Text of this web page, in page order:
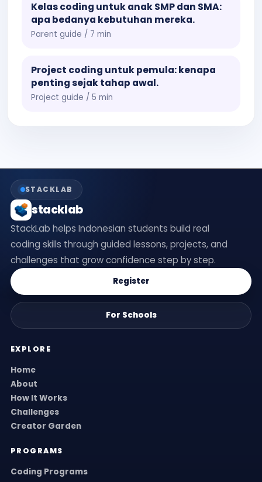
Kelas coding untuk anak SMP dan SMA:
apa bedanya kebutuhan mereka.
Parent guide / 7 min
Project coding untuk pemula: kenapa
penting sejak tahap awal.
Project guide / 5 min
STACKLAB
stacklab
StackLab helps Indonesian students build real
coding skills through guided lessons, projects, and
challenges that grow confidence step by step.
Register
For Schools
EXPLORE
Home
About
How It Works
Challenges
Creator Garden
PROGRAMS
Coding Programs